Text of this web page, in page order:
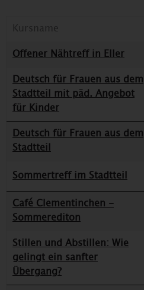
Kursname
Offener Nähtreff in Eller
Deutsch für Frauen aus dem
Stadtteil mit päd. Angebot
für Kinder
Deutsch für Frauen aus dem
Stadtteil
Sommertreff im Stadtteil
Café Clementinchen -
Sommerediton
Stillen und Abstillen: Wie
gelingt ein sanfter
Übergang?